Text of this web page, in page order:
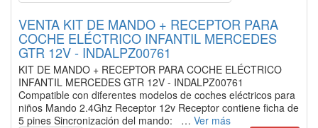
VENTA KIT DE MANDO + RECEPTOR PARA
COCHE ELÉCTRICO INFANTIL MERCEDES
GTR 12V - INDALPZ00761
KIT DE MANDO + RECEPTOR PARA COCHE ELÉCTRICO
INFANTIL MERCEDES GTR 12V - INDALPZ00761
Compatible con diferentes modelos de coches eléctricos para
niños Mando 2.4Ghz Receptor 12v Receptor contiene ficha de
5 pines Sincronización del mando: … Ver más